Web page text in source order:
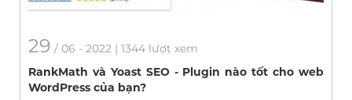
29 / 06 - 2022 | 1344 lượt xem
RankMath và Yoast SEO - Plugin nào tốt cho web
WordPress của bạn?